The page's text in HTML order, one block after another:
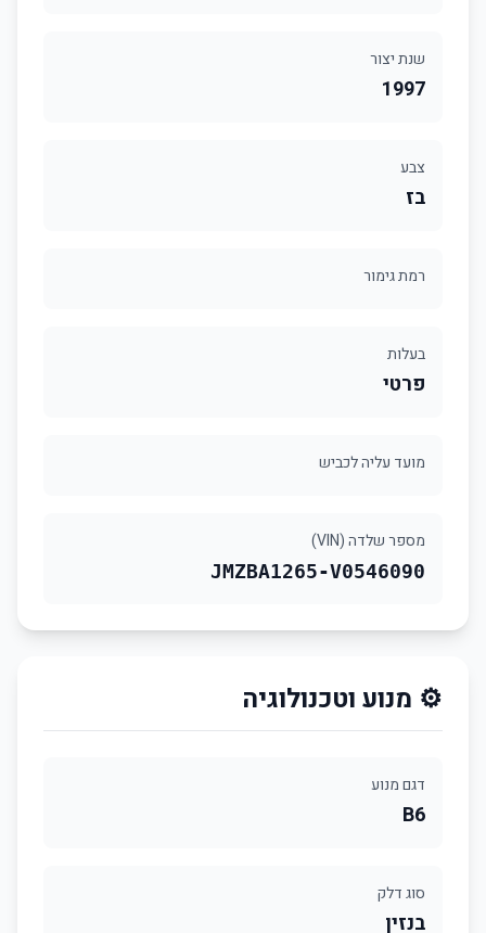
שנת יצור
1997
צבע
בז
רמת גימור
בעלות
פרטי
מועד עליה לכביש
מספר שלדה (VIN)
JMZBA1265-V0546090
⚙️ מנוע וטכנולוגיה
דגם מנוע
B6
סוג דלק
בנזין